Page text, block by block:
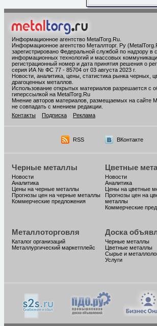
Информационное агентство MetalTorg.Ru
Информационное агентство Металлторг. Ру
зарегистрировано Федеральной службой по надзору в
информационных технологий и массовых
регистрационный номер и дата принятия решения о
серия ИА № ФС 77 - 85704 от 03 августа 2023 г.
Новости, аналитика, цены, статистика рынка черных,
драгоценных металлов.
Использование открытых материалов разрешается с
гиперссылкой на MetalTorg.Ru
Мнение авторов материалов, размещаемых на сайте
не совпадать с мнением редакции.
Контакты
Подписка Реклама
RSS ВКонтакте
Черные металлы
Новости
Аналитика
Цены на черные металлы
Прогнозы цен на черные металлы
Коммерческие предложения
Цветные
Новости
Аналитика
Цены на цветные
Прогнозы цен на
металлы
Коммерческие
Металлоторговля
Каталог организаций
Металлургический маркетплейс
Доска
Черные металлы
Цветные металлы
Сырье и
Услуги